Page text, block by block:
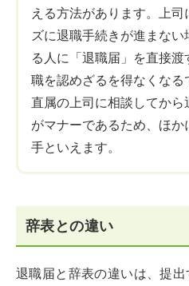
える方法があります。上
ズに退職手続きが進まな
る人に「退職届」を直接
職を認めざるを得なくな
直属の上司に相談してか
がマナーであるため、ほ
手といえます。
辞表との違い
退職届と辞表の違いは、提